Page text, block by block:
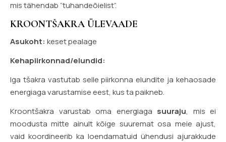
mis tähendab “tuhandeõielist”.
KROONTŠAKRA ÜLEVAADE
Asukoht: keset pealage
Kehapiirkonnad/elundid:
Iga tšakra vastutab selle piirkonna elundite ja kehaosade
energiaga varustamise eest, kus ta paikneb.
Kroontšakra varustab oma energiaga suuraju, mis ei
moodusta mitte ainult kõige suuremat osa meie ajust,
vaid koordineerib ka loendamatuid ühendusi ajurakkude